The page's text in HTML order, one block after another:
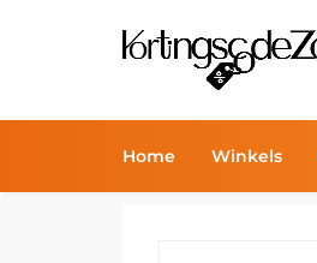
Home Winkels